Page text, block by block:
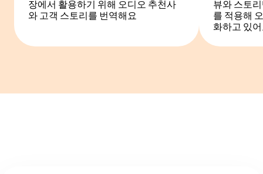
장에서 활용하기 위해 오디오 추천사
와 고객 스토리를 번역해요
뷰와 스토
를 적용해
화하고 있